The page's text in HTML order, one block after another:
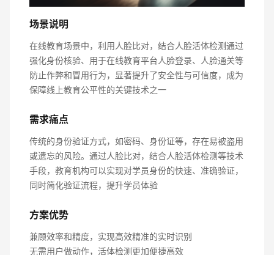
场景说明
在线教育场景中，利用人脸比对，结合人脸活体检测通过
强化身份核验、用于在线教育平台人脸登录、人脸通关等
防止作弊和冒用行为，显著提升了安全性与可信度，成为
保障线上教育公平性的关键技术之一
需求痛点
传统的身份验证方式，如密码、身份证等，存在易被盗用
或遗忘的风险。通过人脸比对，结合人脸活体检测等技术
手段，教育机构可以实现对学员身份的快速、准确验证，
同时简化验证流程，提升学员体验
方案优势
兼顾效率和精度，实现高效精准的实时识别
无需用户做动作，活体检测更加便捷高效